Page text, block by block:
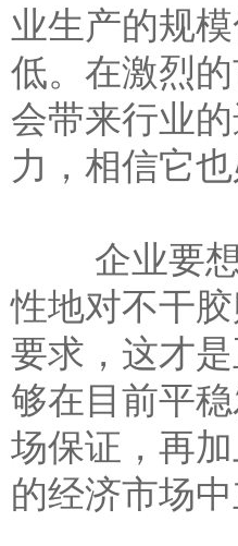
业生产的规
低。在激烈
会带来行业
力，相信它
企业要想
性地对不干
要求，这才
够在目前平
场保证，再
的经济市场